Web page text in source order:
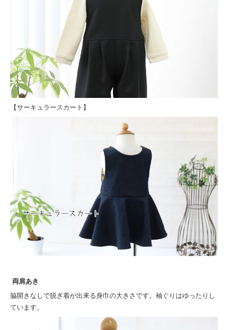
【サーキュラースカート】
両肩あき
脇開きなしで脱ぎ着が出来る身巾の大きさです。袖ぐりはゆったりし
ています。